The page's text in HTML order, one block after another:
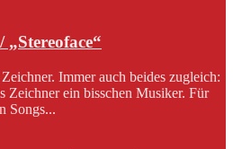
Immer auch beides zugleich:
Zeichner ein bisschen Musiker. Für
Songs...